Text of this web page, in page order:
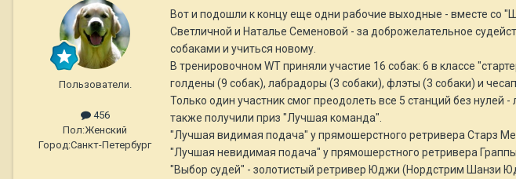
Пользователи.
456
Пол:Женский
Город:Санкт-Петербург
Вот и подошли к концу еще одни рабочие выходные - вместе
Светличной и Наталье Семеновой - за доброжелательное
собаками и учиться новому.
В тренировочном WT приняли участие 16 собак: 6 в классе
голдены (9 собак), лабрадоры (3 собаки), флэты (3 собаки) и
Только один участник смог преодолеть все 5 станций без нулей
также получили приз "Лучшая команда".
"Лучшая видимая подача" у прямошерстного ретривера Старз
"Лучшая невидимая подача" у прямошерстного ретривера
"Выбор судей" - золотистый ретривер Юджи (Нордстрим Шанзи